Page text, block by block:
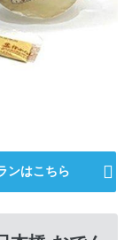
ンはこちら